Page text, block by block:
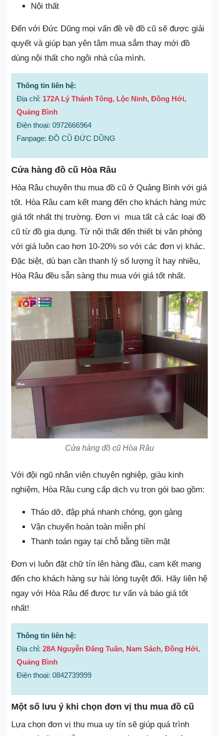
Nội thất
Đến với Đức Dũng mọi vấn đề về đồ cũ sẽ được giải
quyết và giúp bạn yên tâm mua sắm thay mới đồ
dùng nội thất cho ngôi nhà của mình.
Thông tin liên hệ:
Địa chỉ: 172A Lý Thánh Tông, Lộc Ninh, Đồng Hới,
Quảng Bình
Điện thoại: 0972666964
Fanpage: ĐỒ CŨ ĐỨC DŨNG
Cửa hàng đồ cũ Hòa Râu
Hòa Râu chuyên thu mua đồ cũ ở Quảng Bình với giá
tốt. Hòa Râu cam kết mang đến cho khách hàng mức
giá tốt nhất thị trường. Đơn vị mua tất cả các loại đồ
cũ từ đồ gia dụng. Từ nội thất đến thiết bị văn phòng
với giá luôn cao hơn 10-20% so với các đơn vị khác.
Đặc biệt, dù bạn cần thanh lý số lượng ít hay nhiều,
Hòa Râu đều sẵn sàng thu mua với giá tốt nhất.
Cửa hàng đồ cũ Hòa Râu
Với đội ngũ nhân viên chuyên nghiệp, giàu kinh
nghiệm, Hòa Râu cung cấp dịch vụ trọn gói bao gồm:
Tháo dỡ, đập phá nhanh chóng, gọn gàng
Vận chuyển hoàn toàn miễn phí
Thanh toán ngay tại chỗ bằng tiền mặt
Đơn vị luôn đặt chữ tín lên hàng đầu, cam kết mang
đến cho khách hàng sự hài lòng tuyệt đối. Hãy liên hệ
ngay với Hòa Râu để được tư vấn và báo giá tốt
nhất!
Thông tin liên hệ:
Địa chỉ: 28A Nguyễn Đăng Tuân, Nam Sách, Đồng Hới,
Quảng Bình
Điện thoại: 0842739999
Một số lưu ý khi chọn đơn vị thu mua đồ cũ
Lựa chọn đơn vị thu mua uy tín sẽ giúp quá trình